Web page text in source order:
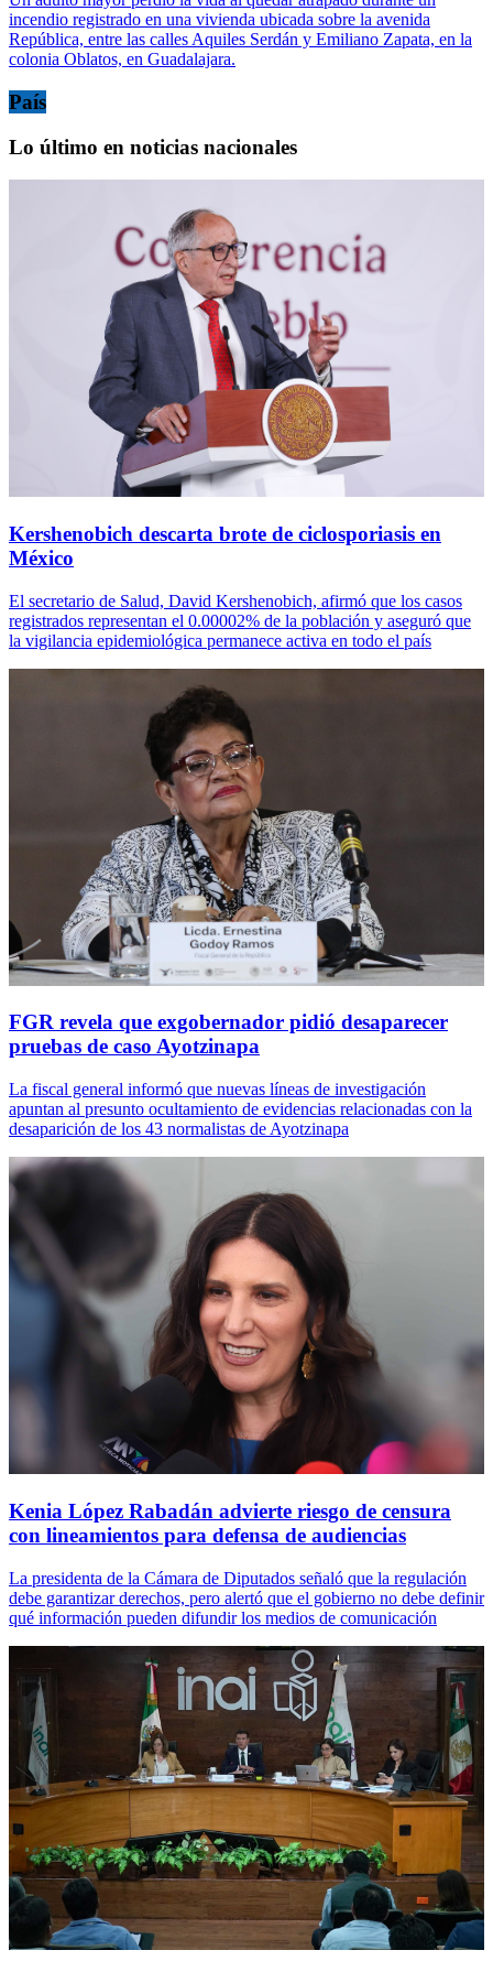
incendio registrado en una vivienda ubicada sobre la avenida
República, entre las calles Aquiles Serdán y Emiliano Zapata, en la
colonia Oblatos, en Guadalajara.
País
Lo último en noticias nacionales
Kershenobich descarta brote de ciclosporiasis en
México
El secretario de Salud, David Kershenobich, afirmó que los casos
registrados representan el 0.00002% de la población y aseguró que
la vigilancia epidemiológica permanece activa en todo el país
FGR revela que exgobernador pidió desaparecer
pruebas de caso Ayotzinapa
La fiscal general informó que nuevas líneas de investigación
apuntan al presunto ocultamiento de evidencias relacionadas con la
desaparición de los 43 normalistas de Ayotzinapa
Kenia López Rabadán advierte riesgo de censura
con lineamientos para defensa de audiencias
La presidenta de la Cámara de Diputados señaló que la regulación
debe garantizar derechos, pero alertó que el gobierno no debe definir
qué información pueden difundir los medios de comunicación